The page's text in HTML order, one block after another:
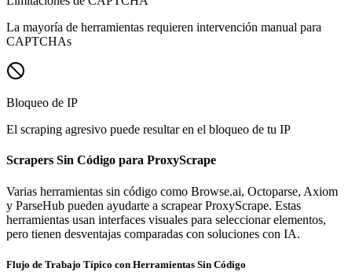
La mayoría de herramientas requieren intervención manual para
CAPTCHAs
Bloqueo de IP
El scraping agresivo puede resultar en el bloqueo de tu IP
Scrapers Sin Código para ProxyScrape
Varias herramientas sin código como Browse.ai, Octoparse, Axiom
y ParseHub pueden ayudarte a scrapear ProxyScrape. Estas
herramientas usan interfaces visuales para seleccionar elementos,
pero tienen desventajas comparadas con soluciones con IA.
Flujo de Trabajo Típico con Herramientas Sin Código